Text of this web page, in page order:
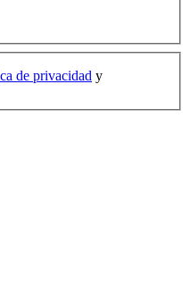
de privacidad y